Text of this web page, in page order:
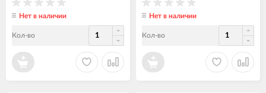
Нет в наличии
Кол-во
Нет в наличии
Кол-во